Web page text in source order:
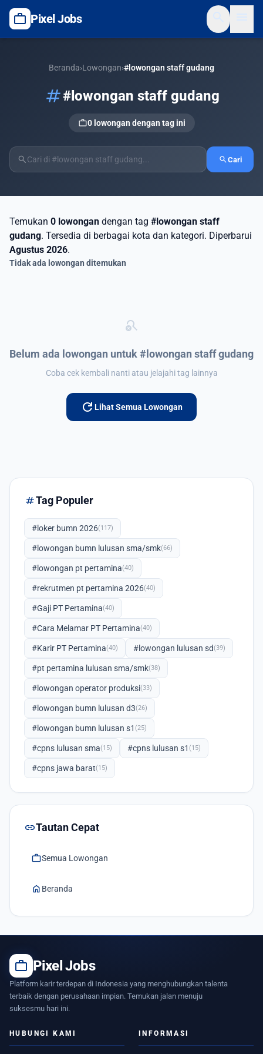
work Pixel Jobs
Beranda›Lowongan›#lowongan staff gudang
tag#lowongan staff gudang
work0 lowongan dengan tag ini
search searchCari
Temukan 0 lowongan dengan tag #lowongan staff
gudang. Tersedia di berbagai kota dan kategori. Diperbarui
Agustus 2026.
Tidak ada lowongan ditemukan
search_off
Belum ada lowongan untuk #lowongan staff gudang
Coba cek kembali nanti atau jelajahi tag lainnya
refresh Lihat Semua Lowongan
tagTag Populer
#loker bumn 2026(117)
#lowongan bumn lulusan sma/smk(66)
#lowongan pt pertamina(40)
#rekrutmen pt pertamina 2026(40)
#Gaji PT Pertamina(40)
#Cara Melamar PT Pertamina(40)
#Karir PT Pertamina(40) #lowongan lulusan sd(39)
#pt pertamina lulusan sma/smk(38)
#lowongan operator produksi(33)
#lowongan bumn lulusan d3(26)
#lowongan bumn lulusan s1 (25)
#cpns lulusan sma(15) #cpns lulusan s1 (15)
#cpns jawa barat(15)
linkTautan Cepat
workSemua Lowongan
home Beranda
work Pixel Jobs
Platform karir terdepan di Indonesia yang menghubungkan talenta
terbaik dengan perusahaan impian. Temukan jalan menuju
suksesmu hari ini.
HUBUNGI KAMI INFORMASI